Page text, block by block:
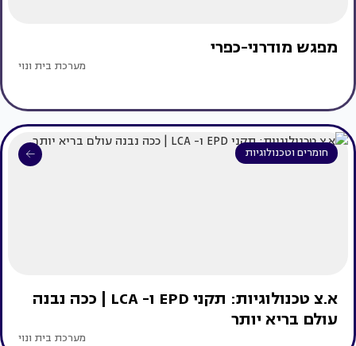
מפגש מודרני-כפרי
מערכת בית ונוי
חומרים וטכנולוגיות
א.צ טכנולוגיות: תקני EPD ו- LCA | ככה נבנה
עולם בריא יותר
מערכת בית ונוי